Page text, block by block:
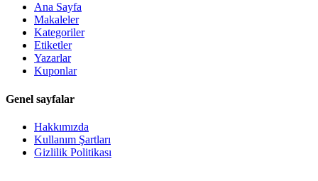
Ana Sayfa
Makaleler
Kategoriler
Etiketler
Yazarlar
Kuponlar
Genel sayfalar
Hakkımızda
Kullanım Şartları
Gizlilik Politikası